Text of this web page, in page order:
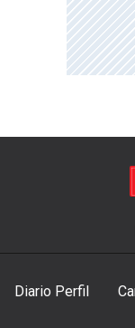
Diario Perfil